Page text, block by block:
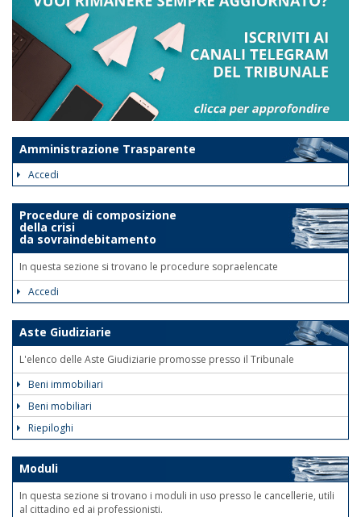
Amministrazione Trasparente
Accedi
Procedure di composizione
della crisi
da sovraindebitamento
In questa sezione si trovano le procedure sopraelencate
Accedi
Aste Giudiziarie
L'elenco delle Aste Giudiziarie promosse presso il Tribunale
Beni immobiliari
Beni mobiliari
Riepiloghi
Moduli
In questa sezione si trovano i moduli in uso presso le cancellerie, utili
al cittadino ed ai professionisti.